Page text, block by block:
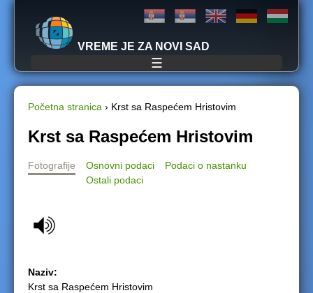
Jump to navigation
VREME JE ZA NOVI SAD
☰
Y
o
e
Početna stranica › Krst sa Raspećem Hristovim
Krst sa Raspećem Hristovim
Fotografije Osnovni podaci
Podaci o nastanku
Ostali podaci
Naziv:
Krst sa Raspećem Hristovim